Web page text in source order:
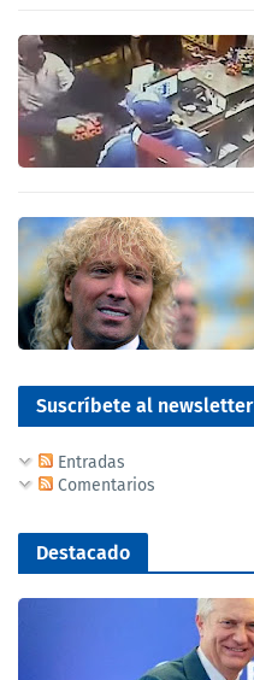
Suscríbete al newsletter
Entradas
Comentarios
Destacado